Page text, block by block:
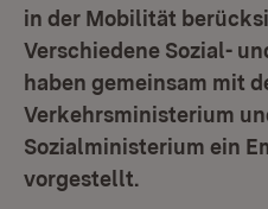
in der Mobilität
Verschiedene Sozial-
haben gemeinsam mit
Verkehrsministerium
Sozialministerium ein
vorgestellt.